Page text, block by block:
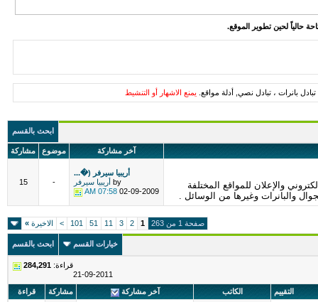
حالياً لحين تطوير الموقع.
بانرات ، تبادل نصي, أدلة مواقع. يمنع الاشهار أو التنشيط
ابحث بالقسم
آخر مشاركة موضوع مشاركة
والإعلان للمواقع المختلفة
والبانرات وغيرها من الوسائل .
أريبيا سيرفر (�...
by أريبيا سيرفر
02-09-2009
07:58 AM
-
15
صفحة 1 من 263 1
2
3
11
51
101
> الاخيرة »
خيارات القسم ابحث بالقسم
قراءة: 284,291
21-09-2011
التقييم
الكاتب آخر مشاركة مشاركة قراءة